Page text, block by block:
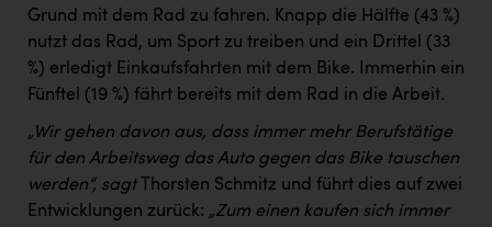
Grund mit dem Rad zu fahren. Knapp die Hälfte (43 %)
nutzt das Rad, um Sport zu treiben und ein Drittel (33
%) erledigt Einkaufsfahrten mit dem Bike. Immerhin ein
Fünftel (19 %) fährt bereits mit dem Rad in die Arbeit.
„Wir gehen davon aus, dass immer mehr Berufstätige
für den Arbeitsweg das Auto gegen das Bike tauschen
werden“, sagt
Thorsten Schmitz und führt dies auf zwei
Entwicklungen zurück: „Zum einen kaufen sich immer